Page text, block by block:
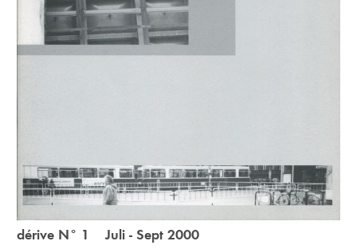
dérive N° 1 Juli - Sept 2000